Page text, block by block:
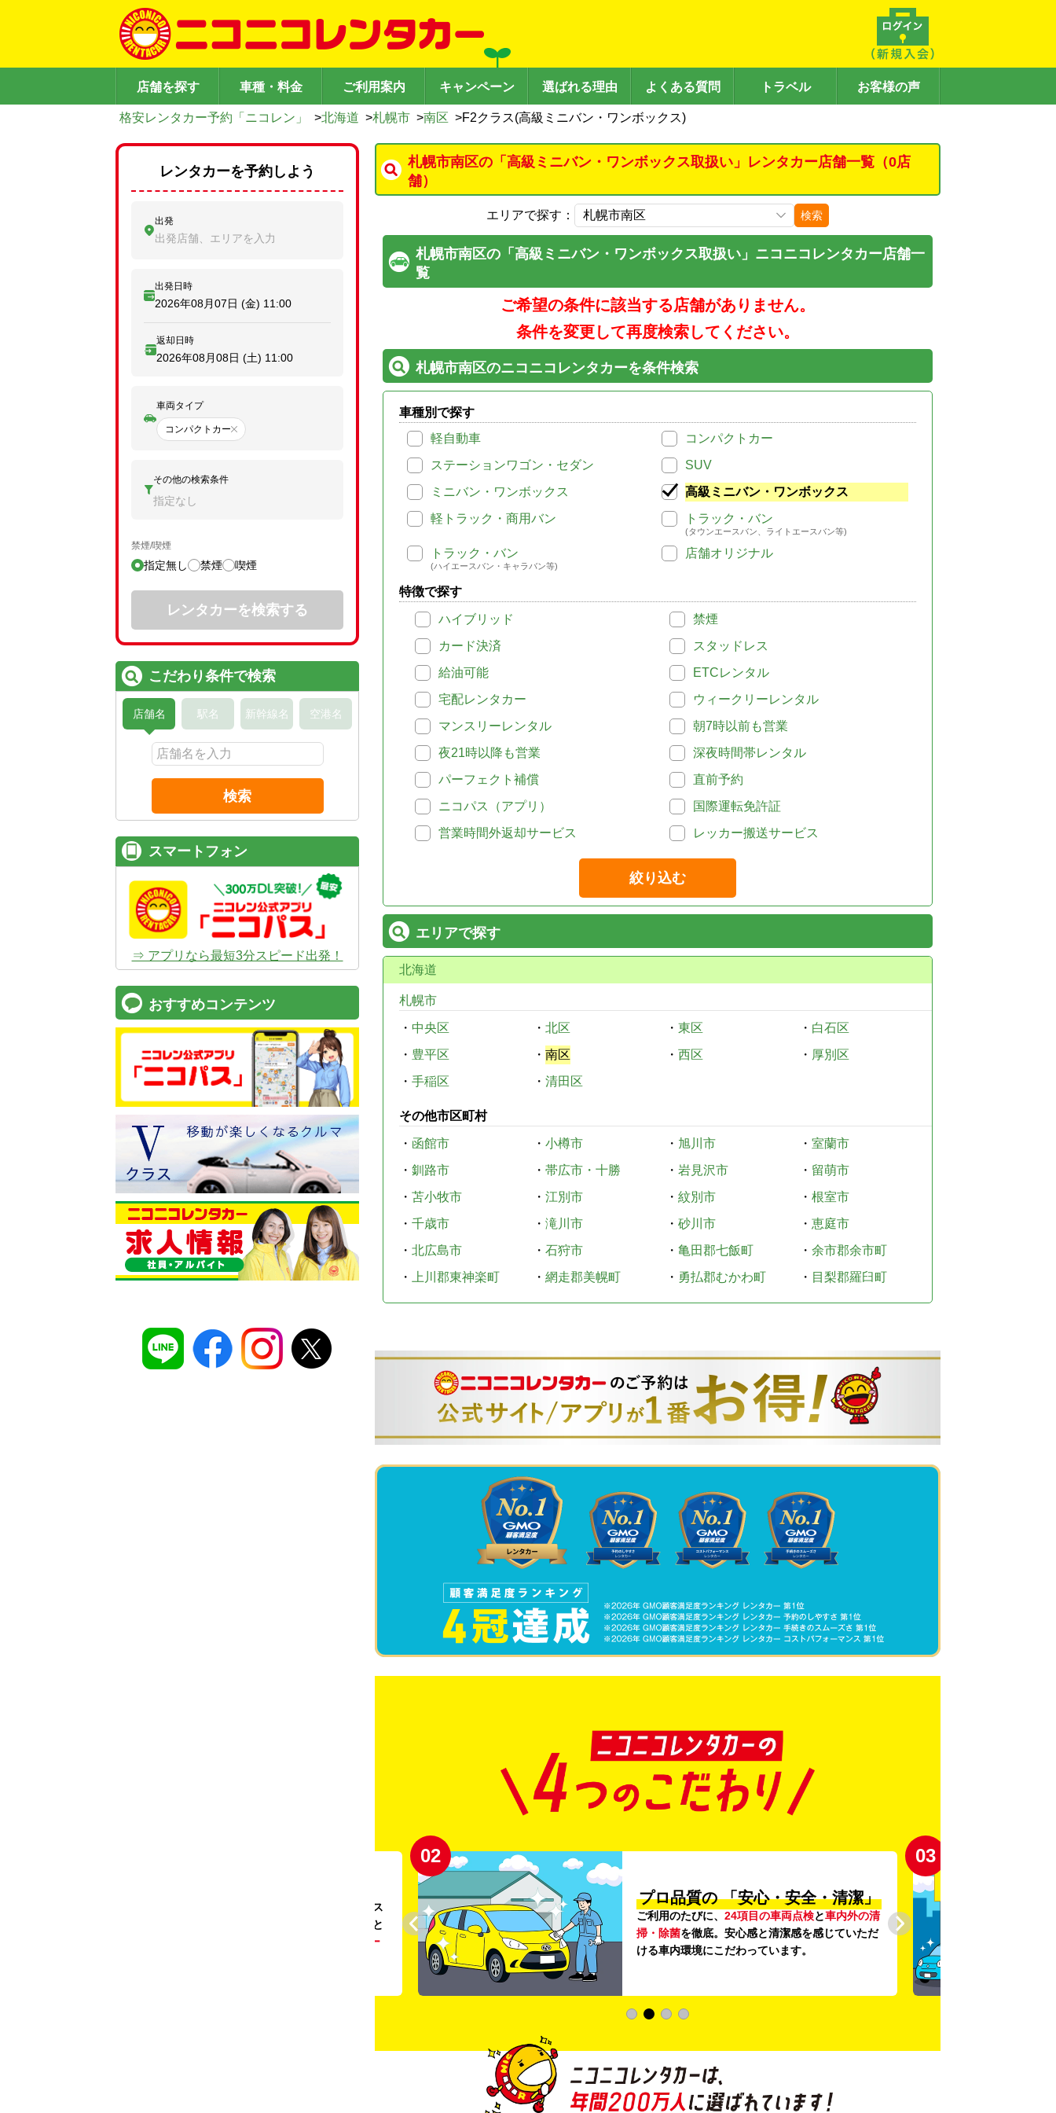
店舗を探す 車種・料金 ご利用案内 キャンペーン 選ばれる理由 よくある質問 トラベル お客様の声
格安レンタカー予約「ニコレン」 >北海道 >札幌市 >南区 >F2クラス(高級ミニバン・ワンボックス)
札幌市南区の「高級ミニバン・ワンボックス取扱い」レンタカー店舗一覧（0店
舗）
エリアで探す： 検索
札幌市南区の「高級ミニバン・ワンボックス取扱い」ニコニコレンタカー店舗一
覧
ご希望の条件に該当する店舗がありません。
条件を変更して再度検索してください。
札幌市南区のニコニコレンタカーを条件検索
車種別で探す
軽自動車
コンパクトカー
ステーションワゴン・セダン
SUV
ミニバン・ワンボックス
高級ミニバン・ワンボックス
軽トラック・商用バン
トラック・バン
(タウンエースバン、ライトエースバン等)
トラック・バン
(ハイエースバン・キャラバン等)
店舗オリジナル
特徴で探す
ハイブリッド
禁煙
カード決済
スタッドレス
給油可能
ETCレンタル
宅配レンタカー
ウィークリーレンタル
マンスリーレンタル
朝7時以前も営業
夜21時以降も営業
深夜時間帯レンタル
パーフェクト補償
直前予約
ニコパス（アプリ）
国際運転免許証
営業時間外返却サービス
レッカー搬送サービス
絞り込む
エリアで探す
北海道
札幌市
・ 中央区 ・ 北区 ・ 東区 ・ 白石区
・ 豊平区 ・ 南区 ・ 西区 ・ 厚別区
・ 手稲区 ・ 清田区
その他市区町村
・ 函館市 ・ 小樽市 ・ 旭川市 ・ 室蘭市
・ 釧路市 ・ 帯広市・十勝 ・ 岩見沢市 ・ 留萌市
・ 苫小牧市 ・ 江別市 ・ 紋別市 ・ 根室市
・ 千歳市 ・ 滝川市 ・ 砂川市 ・ 恵庭市
・ 北広島市 ・ 石狩市 ・ 亀田郡七飯町 ・ 余市郡余市町
・
上川郡東神楽町 ・ 網走郡美幌町 ・ 勇払郡むかわ町 ・ 目梨郡羅臼町
。ガソリンス
タンドや整備工場の既存インフラを活用すること
リー
02
プロ品質の 「安心・安全・清潔」
ご利用のたびに、 24項目の車両点検と車内外の清
掃・除菌を徹底。安心感と清潔感を感じていただ
ける車内環境にこだわっています。
03
レンタカーを予約しよう
出発
出発店舗、エリアを入力
出発日時
2026年08月07日 (金) 11:00
返却日時
2026年08月08日 (土) 11:00
車両タイプ
コンパクトカー
その他の検索条件
指定なし
禁煙/喫煙
指定無し 禁煙 喫煙
レンタカーを検索する
こだわり条件で検索
店舗名 駅名 新幹線名 空港名
検索
スマートフォン
⇒ アプリなら最短3分スピード出発！
おすすめコンテンツ